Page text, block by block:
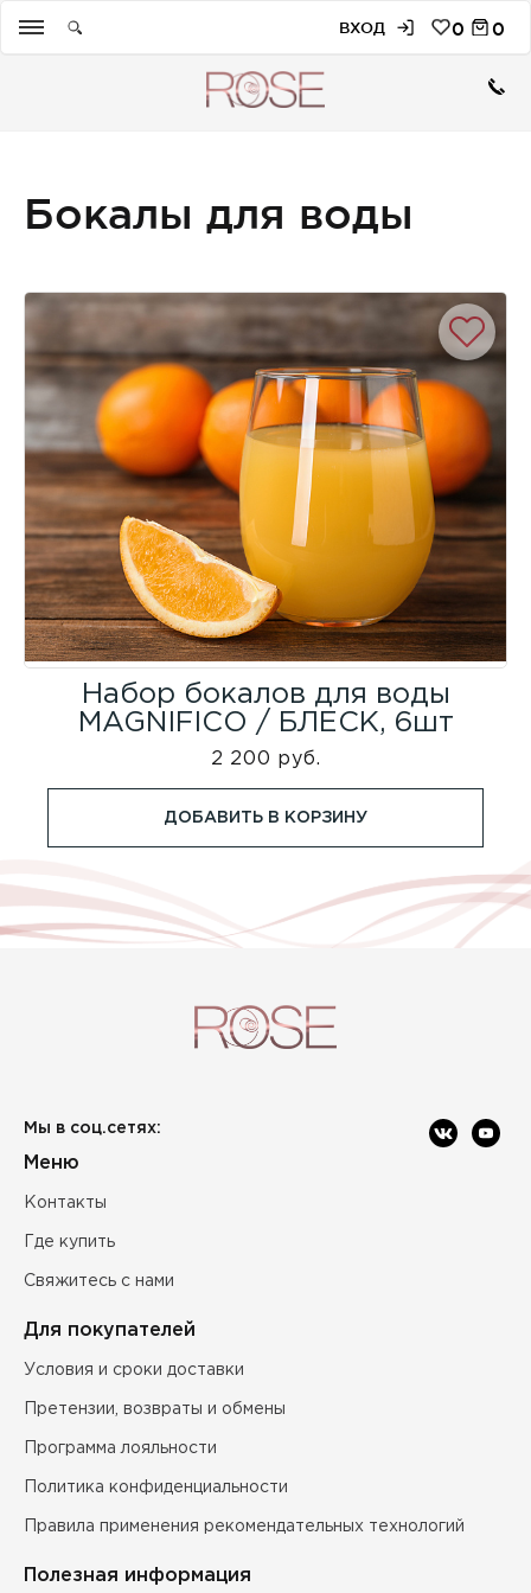
ВХОД 0 0
Бокалы для воды
Набор бокалов для воды
MAGNIFICO / БЛЕСК, 6шт
2 200 руб.
ДОБАВИТЬ В КОРЗИНУ
Мы в соц.сетях:
Меню
Контакты
Где купить
Свяжитесь с нами
Для покупателей
Условия и сроки доставки
Претензии, возвраты и обмены
Программа лояльности
Политика конфиденциальности
Правила применения рекомендательных технологий
Полезная информация